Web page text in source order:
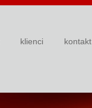
klienci kontakt